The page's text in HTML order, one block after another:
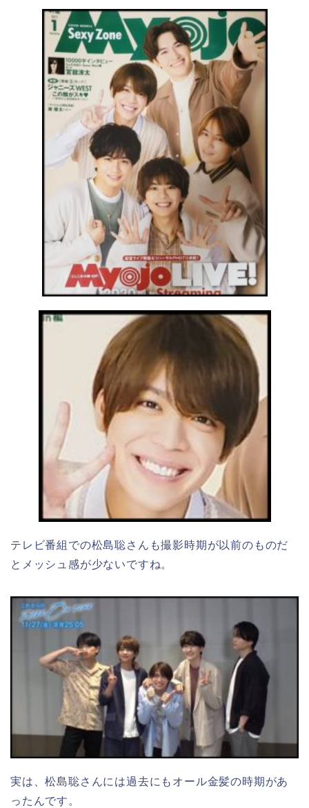
テレビ番組での松島聡さんも撮影時期が以前のものだ
とメッシュ感が少ないですね。
実は、松島聡さんには過去にもオール金髪の時期があ
ったんです。